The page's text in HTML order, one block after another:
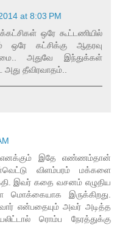
at 8:03 PM
ஒரே கூட்டணியில்
ஒரே கட்சிக்கு ஆதரவு
அதுவே இந்துக்கள்
அது தீவிரவாதம்..
எனக்கும் இதே எண்ணம்தான்
விளம்பரம் மக்களை
இவர் கதை வசனம் எழுதிய
இருக்கிறது.
என்பதையும் அவர் அடித்த
ரொம்ப நேரத்துக்கு